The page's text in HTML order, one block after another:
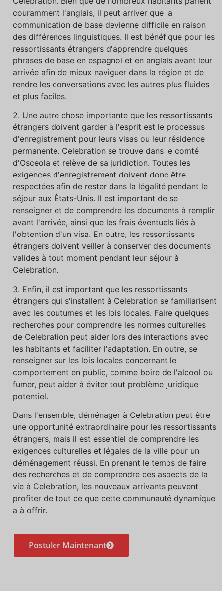
couramment l'anglais, il peut arriver que la
communication de base devienne difficile en raison
des différences linguistiques. Il est bénéfique pour les
ressortissants étrangers d'apprendre quelques
phrases de base en espagnol et en anglais avant leur
arrivée afin de mieux naviguer dans la région et de
rendre les conversations avec les autres plus fluides
et plus faciles.
2. Une autre chose importante que les ressortissants
étrangers doivent garder à l'esprit est le processus
d'enregistrement pour leurs visas ou leur résidence
permanente. Celebration se trouve dans le comté
d'Osceola et relève de sa juridiction. Toutes les
exigences d'enregistrement doivent donc être
respectées afin de rester dans la légalité pendant le
séjour aux États-Unis. Il est important de se
renseigner et de comprendre les documents à remplir
avant l'arrivée, ainsi que les frais éventuels liés à
l'obtention d'un visa. En outre, les ressortissants
étrangers doivent veiller à conserver des documents
valides à tout moment pendant leur séjour à
Celebration.
3. Enfin, il est important que les ressortissants
étrangers qui s'installent à Celebration se familiarisent
avec les coutumes et les lois locales. Faire quelques
recherches pour comprendre les normes culturelles
de Celebration peut aider lors des interactions avec
les habitants et faciliter l'adaptation. En outre, se
renseigner sur les lois locales concernant le
comportement en public, comme boire de l'alcool ou
fumer, peut aider à éviter tout problème juridique
potentiel.
Dans l'ensemble, déménager à Celebration peut être
une opportunité extraordinaire pour les ressortissants
étrangers, mais il est essentiel de comprendre les
exigences culturelles et légales de la ville pour un
déménagement réussi. En prenant le temps de faire
des recherches et de comprendre ces aspects de la
vie à Celebration, les nouveaux arrivants peuvent
profiter de tout ce que cette communauté dynamique
a à offrir.
Postuler Maintenant